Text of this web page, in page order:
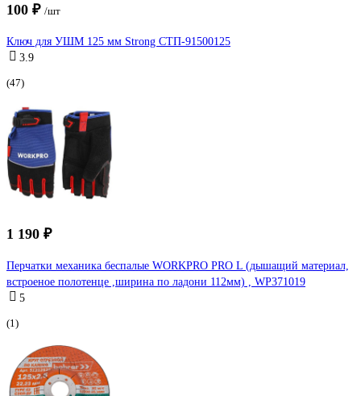
100 ₽ /шт
Ключ для УШМ 125 мм Strong СТП-91500125
3.9
(47)
1 190 ₽
Перчатки механика беспалые WORKPRO PRO L (дышащий материал,
встроеное полотенце ,ширина по ладони 112мм) , WP371019
5
(1)